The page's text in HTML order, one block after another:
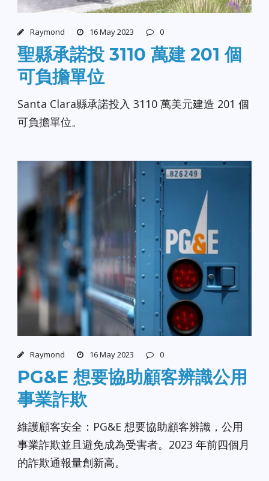
Raymond 16 May 2023 0
聖縣承諾投 3110 萬建 201 個
可負擔單位
Santa Clara縣承諾投入 3110 萬美元建造 201 個
可負擔單位。
Raymond 16 May 2023 0
PG&E 想要協助顧客辨識公用
事業詐欺
維護顧客安全：PG&E 想要協助顧客辨識，公用
事業詐欺並且避免成為受害者。2023 年前四個月
的詐欺通報量創新高。